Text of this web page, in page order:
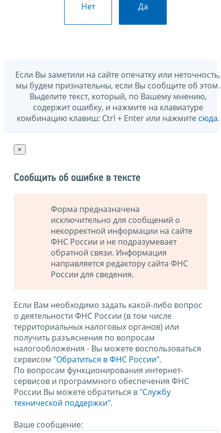
Нет Да
Если Вы заметили на сайте опечатку или неточность,
мы будем признательны, если Вы сообщите об этом.
Выделите текст, который, по Вашему мнению,
содержит ошибку, и нажмите на клавиатуре
комбинацию клавиш: Ctrl + Enter или нажмите сюда.
×
Сообщить об ошибке в тексте
Форма предназначена
исключительно для сообщений о
некорректной информации на сайте
ФНС России и не подразумевает
обратной связи. Информация
направляется редактору сайта ФНС
России для сведения.
Если Вам необходимо задать какой-либо вопрос
о деятельности ФНС России (в том числе
территориальных налоговых органов) или
получить разъяснения по вопросам
налогообложения - Вы можете воспользоваться
сервисом "Обратиться в ФНС России".
По вопросам функционирования интернет-
сервисов и программного обеспечения ФНС
России Вы можете обратиться в "Службу
технической поддержки".
Ваше сообщение: